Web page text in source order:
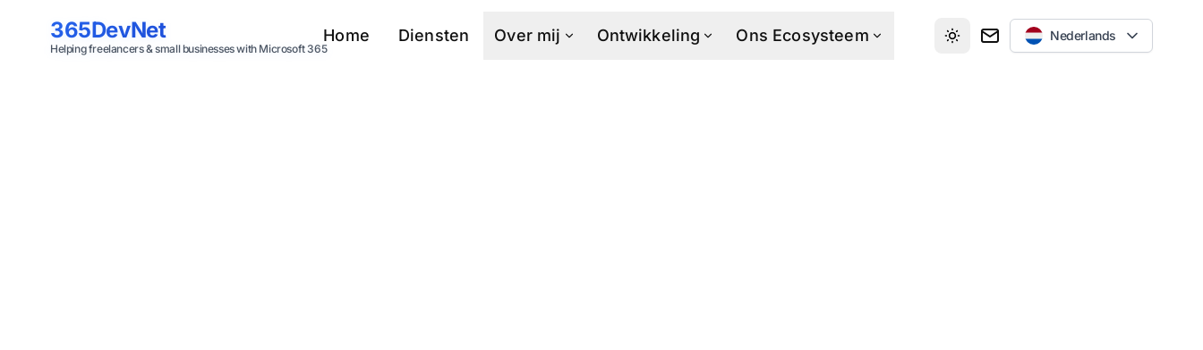
365DevNet
Helping freelancers & small businesses with Microsoft 365
Home Diensten Over mij Ontwikkeling Ons Ecosysteem Nederlands